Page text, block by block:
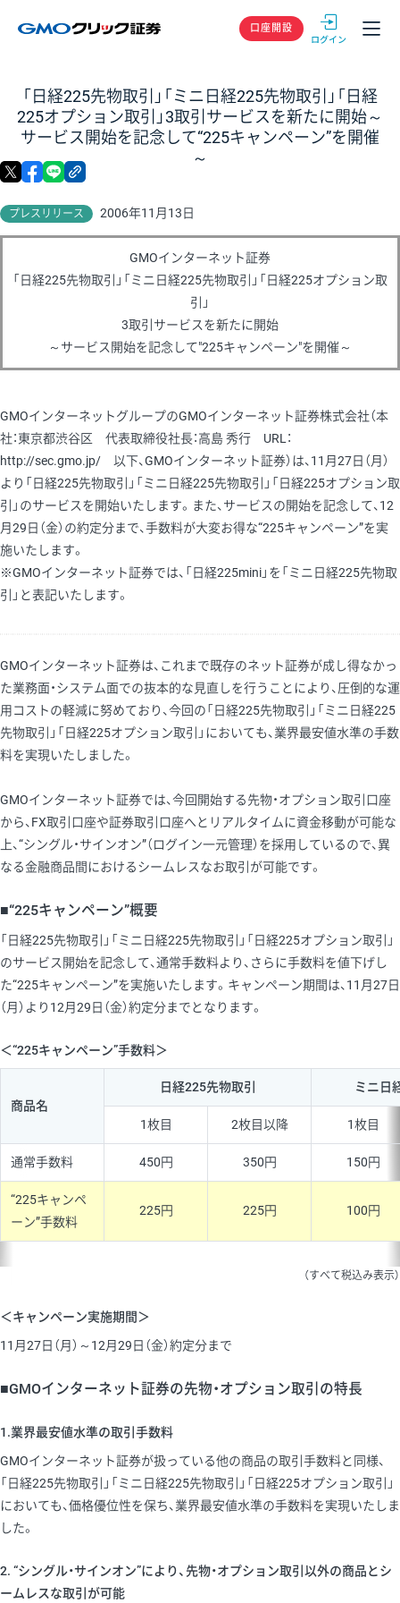
GMOクリック
口座開設
「日経225先物取引」「ミニ日経225先物取引」「日経
225オプション取引」3取引サービスを新たに開始～
サービス開始を記念して“225キャンペーン”を開催
～
プレスリリース 2006年11月13日
X facebook
GMOインターネット証券
「日経225先物取引」「ミニ日経225先物取引」「日経225オプション取
引」
3取引サービスを新たに開始
～サービス開始を記念して"225キャンペーン"を開催～
GMOインターネットグループのGMOインターネット証券株式会社（本
社：東京都渋谷区 代表取締役社長：高島 秀行 URL：
http://sec.gmo.jp/ 以下、GMOインターネット証券）は、11月27日（月）
より「日経225先物取引」「ミニ日経225先物取引」「日経225オプション取
引」のサービスを開始いたします。また、サービスの開始を記念して、12
月29日（金）の約定分まで、手数料が大変お得な“225キャンペーン”を実
施いたします。
※GMOインターネット証券では、「日経225mini」を「ミニ日経225先物取
引」と表記いたします。
GMOインターネット証券は、これまで既存のネット証券が成し得なかっ
た業務面・システム面での抜本的な見直しを行うことにより、圧倒的な運
用コストの軽減に努めており、今回の「日経225先物取引」「ミニ日経225
先物取引」「日経225オプション取引」においても、業界最安値水準の手数
料を実現いたしました。
GMOインターネット証券では、今回開始する先物・オプション取引口座
から、FX取引口座や証券取引口座へとリアルタイムに資金移動が可能な
上、“シングル・サインオン”（ログイン一元管理）を採用しているので、異
なる金融商品間におけるシームレスなお取引が可能です。
■“225キャンペーン”概要
「日経225先物取引」「ミニ日経225先物取引」「日経225オプション取引」
のサービス開始を記念して、通常手数料より、さらに手数料を値下げし
た“225キャンペーン”を実施いたします。キャンペーン期間は、11月27日
（月）より12月29日（金）約定分までとなります。
＜“225キャンペーン”手数料＞
商品名
日経225先物取引 ミニ日
1枚目 2枚目以降 1枚目
通常手数料 450円 350円 150円
“225キャンペ
ーン”手数料
225円 225円 100円
（すべて税込み表示）
＜キャンペーン実施期間＞
11月27日（月）～12月29日（金）約定分まで
■GMOインターネット証券の先物・オプション取引の特長
1.業界最安値水準の取引手数料
GMOインターネット証券が扱っている他の商品の取引手数料と同様、
「日経225先物取引」「ミニ日経225先物取引」「日経225オプション取引」
においても、価格優位性を保ち、業界最安値水準の手数料を実現いたしま
した。
2. “シングル・サインオン”により、先物・オプション取引以外の商品とシ
ームレスな取引が可能